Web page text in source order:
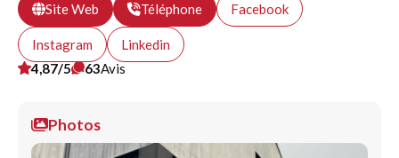
Site Web Téléphone Facebook
Instagram
Linkedin
4,87/5
63Avis
Photos